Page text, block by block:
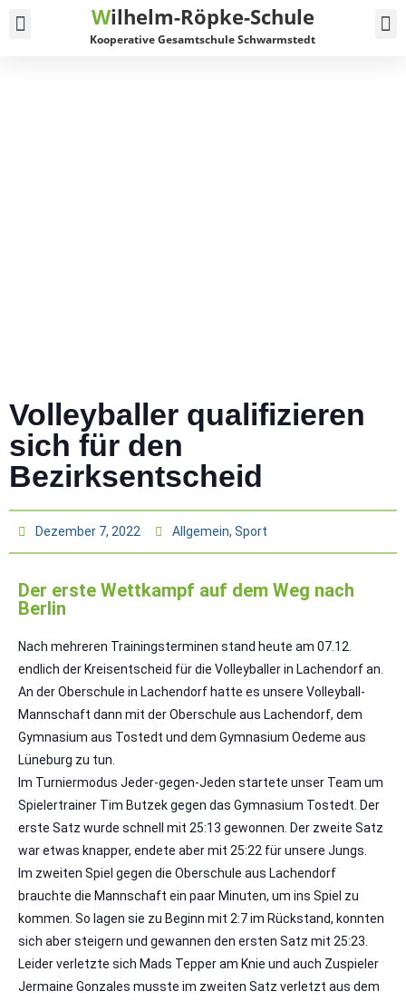
Wilhelm-Röpke-Schule
Kooperative Gesamtschule Schwarmstedt
Volleyballer qualifizieren
sich für den
Bezirksentscheid
Dezember 7, 2022 Allgemein, Sport
Der erste Wettkampf auf dem Weg nach
Berlin
Nach mehreren Trainingsterminen stand heute am 07.12.
endlich der Kreisentscheid für die Volleyballer in Lachendorf an.
An der Oberschule in Lachendorf hatte es unsere Volleyball-
Mannschaft dann mit der Oberschule aus Lachendorf, dem
Gymnasium aus Tostedt und dem Gymnasium Oedeme aus
Lüneburg zu tun.
Im Turniermodus Jeder-gegen-Jeden startete unser Team um
Spielertrainer Tim Butzek gegen das Gymnasium Tostedt. Der
erste Satz wurde schnell mit 25:13 gewonnen. Der zweite Satz
war etwas knapper, endete aber mit 25:22 für unsere Jungs.
Im zweiten Spiel gegen die Oberschule aus Lachendorf
brauchte die Mannschaft ein paar Minuten, um ins Spiel zu
kommen. So lagen sie zu Beginn mit 2:7 im Rückstand, konnten
sich aber steigern und gewannen den ersten Satz mit 25:23.
Leider verletzte sich Mads Tepper am Knie und auch Zuspieler
Jermaine Gonzales musste im zweiten Satz verletzt aus dem